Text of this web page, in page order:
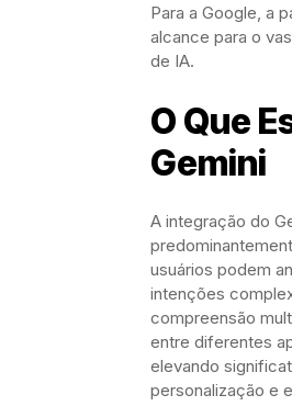
Para a Google, a
alcance para o
de IA.
O Que
Gemini
A integração do
usuários podem
intenções
compreensão
entre diferentes
elevando
personalização e